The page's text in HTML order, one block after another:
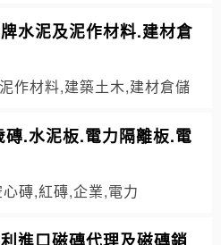
水泥及泥作材料.建材倉
作材料,建築土木,建材倉儲
.水泥板.電力隔離板.電
磚,紅磚,企業,電力
進口磁磚代理及磁磚銷